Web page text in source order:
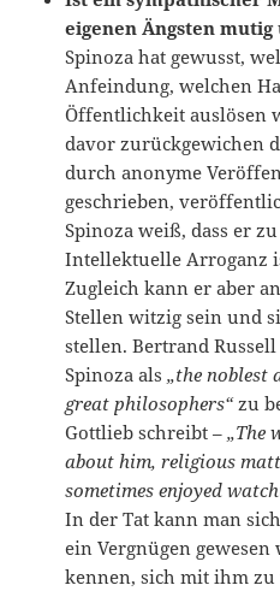
eigenen Ängsten mutig
Spinoza hat gewusst,
Anfeindung, welchen
Öffentlichkeit auslösen
davor zurückgewichen
durch anonyme
geschrieben,
Spinoza weiß, dass er
Intellektuelle Arroganz
Zugleich kann er aber
Stellen witzig sein und
stellen. Bertrand
Spinoza als„the noblest
great philosophers“zu
Gottlieb schreibt – „The
about him, religious
sometimes enjoyed
In der Tat kann man
ein Vergnügen
kennen, sich mit ihm